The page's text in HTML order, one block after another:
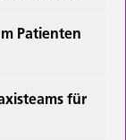
Patienten
für